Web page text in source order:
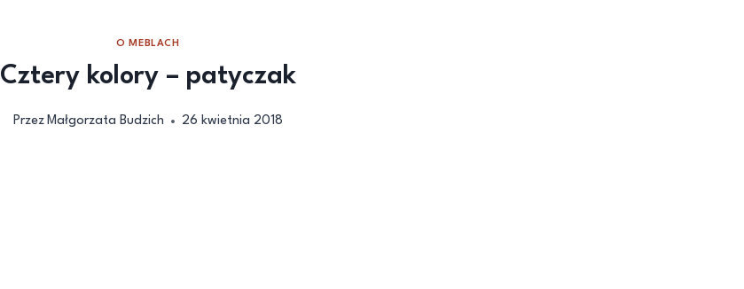
O MEBLACH
Cztery kolory – patyczak
Przez Małgorzata Budzich 26 kwietnia 2018